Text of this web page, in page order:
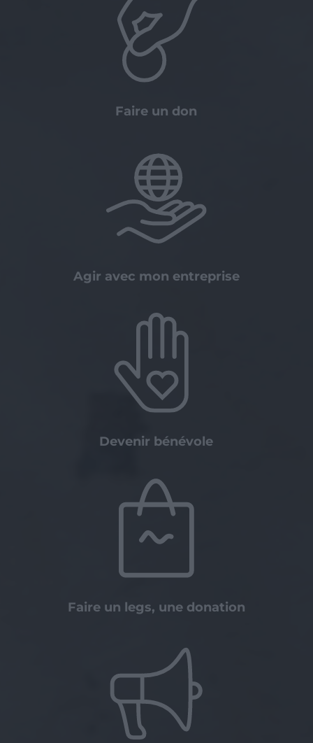
Faire un don
Agir avec mon entreprise
Devenir bénévole
Faire un legs, une donation